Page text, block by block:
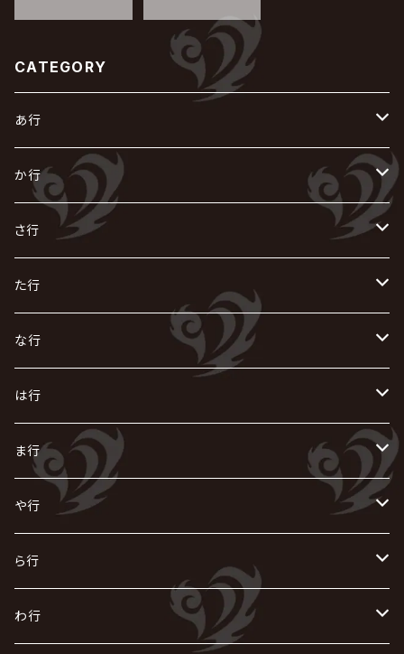
CATEGORY
あ行
あ
R指定
AIOLIN
ACME / アクメ
浅葱 / ASAGI
Azavana
Acid Black Cherry
い
IKUO
exist†trace
INORAN
色々な十字架
168 / 葵-168-
う
VIRGE / ヴァージュ
Waive
Versailles
え
ACE OF SPADES
X JAPAN
LSN / The LEGENDARY SIX NINE
お
AURORIZE
OFIAM
か行
か
怪人二十面奏
Kαin
KAKUMAY
the GazettE
GOTCHAROCKA
き
KISAKI
キズ
KIRITO / キリト
く
Crack6
グラビティ
GRIMOIRE
け
[ kei ] / 圭
仮病
こ
GOATBED
ゴールデンボンバー
さ行
さ
ザアザア
The THIRTEEN
Psycho le Cému
櫻井敦司
XANVALA
し
Zeke Deux
Z CLEAR
SEESAW
す
Z CLEAR
超ジャシー
せ
ゼラ
零[Hz]
そ
SOPHIA
ZOMBIE / ぞんび
た行
た
DASEIN
DAIGO
ち
CHAQLA.
つ
て
D
DIAURA
と
東京花嫁
な行
な
NIGHTMARE
NAZARE
に
NiEL
NICOLAS
ぬ
nurié
ね
NETH PRIERE CAIN
の
は行
は
heidi.
H.U.G
ひ
HERO
美炎-BIEN-
ふ
Far East Dizain
へ
ま行
ま
THE MICRO HEAD 4N'S
MAO / マオ from SID
み
未完成アリス
む
や行
や
ヤミテラ / 外道反逆者ヤミテラ
ゆ
ら行
ら
わ行